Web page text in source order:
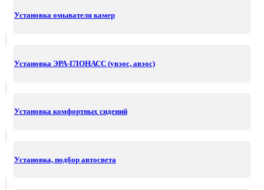
Установка омывателя камер
Установка ЭРА-ГЛОНАСС (увэос, авэос)
Установка комфортных сидений
Установка, подбор автосвета